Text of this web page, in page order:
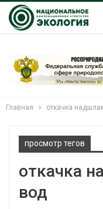
Главная откачка
просмотр тегов
откачка
вод